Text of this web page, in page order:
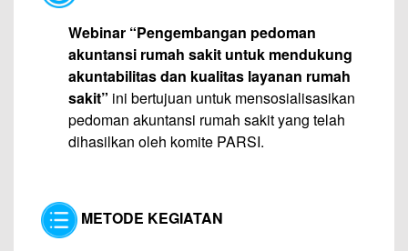
Webinar “Pengembangan pedoman
akuntansi rumah sakit untuk mendukung
akuntabilitas dan kualitas layanan rumah
sakit” ini bertujuan untuk mensosialisasikan
pedoman akuntansi rumah sakit yang telah
dihasilkan oleh komite PARSI.
METODE KEGIATAN